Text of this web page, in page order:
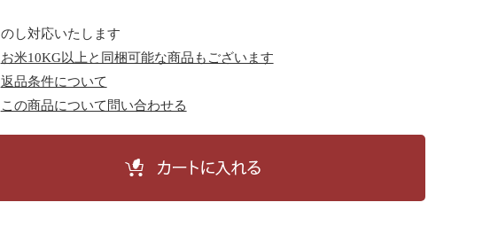
のし対応いたします
お米10KG以上と同梱可能な商品もございます
返品条件について
この商品について問い合わせる